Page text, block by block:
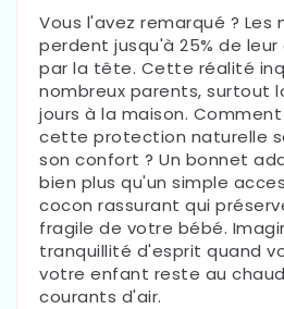
Vous l'avez remarqué ? Les
perdent jusqu'à 25% de
par la tête. Cette réalité
nombreux parents, surtout
jours à la maison.
cette protection naturelle
son confort ? Un bonnet
bien plus qu'un simple
cocon rassurant qui
fragile de votre bébé.
tranquillité d'esprit quand
votre enfant reste au
courants d'air.